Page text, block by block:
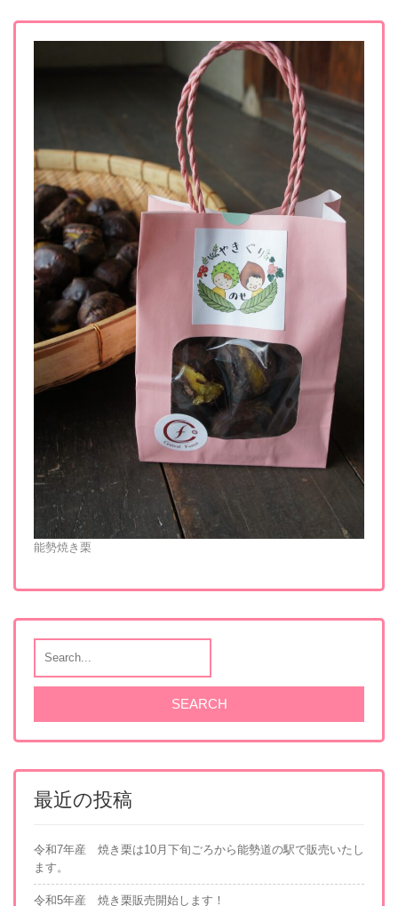
能勢焼き栗
最近の投稿
令和7年産 焼き栗は10月下旬ごろから能勢道の駅で販売いたし
ます。
令和5年産 焼き栗販売開始します！